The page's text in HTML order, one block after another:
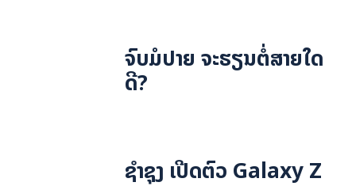
ຈົບມໍປາຍ ຈະຮຽນຕໍ່ສາຍໃດ
ດີ?
ຊຳຊຸງ ເປີດຕົວ Galaxy Z